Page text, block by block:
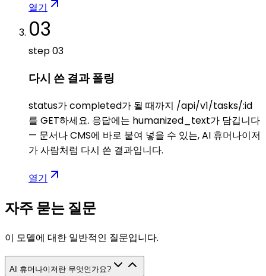
열기
03
step03
다시 쓴 결과 폴링
status가 completed가 될 때까지 /api/v1/tasks/:id
를 GET하세요. 응답에는 humanized_text가 담깁니다
— 문서나 CMS에 바로 붙여 넣을 수 있는, AI 휴머나이저
가 사람처럼 다시 쓴 결과입니다.
열기
자주 묻는 질문
이 모델에 대한 일반적인 질문입니다.
AI 휴머나이저란 무엇인가요?